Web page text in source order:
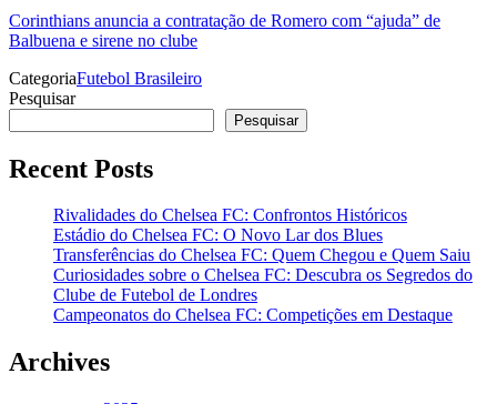
Corinthians anuncia a contratação de Romero com “ajuda” de
Balbuena e sirene no clube
CategoriaFutebol Brasileiro
Pesquisar
Pesquisar
Recent Posts
Rivalidades do Chelsea FC: Confrontos Históricos
Estádio do Chelsea FC: O Novo Lar dos Blues
Transferências do Chelsea FC: Quem Chegou e Quem Saiu
Curiosidades sobre o Chelsea FC: Descubra os Segredos do
Clube de Futebol de Londres
Campeonatos do Chelsea FC: Competições em Destaque
Archives